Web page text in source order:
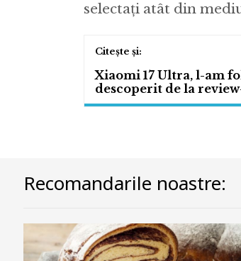
selectați atât din
Xiaomi 17 Ultra, l-am
descoperit de la
Recomandarile noastre: